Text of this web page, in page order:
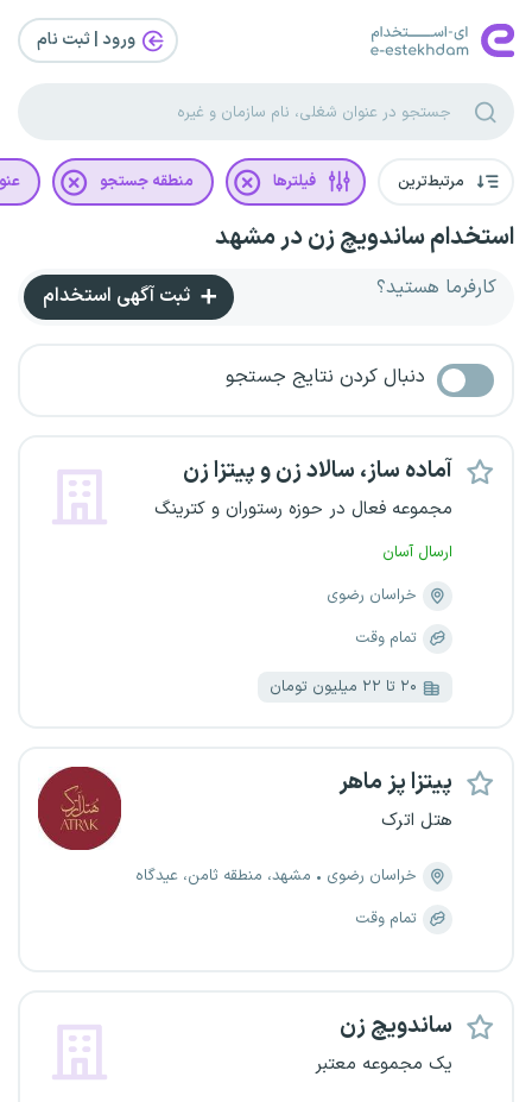
ورود | ثبت‌ نام
مرتبط‌ترین فیلترها منطقه جستجو
استخدام ساندویچ زن در مشهد
کارفرما هستید؟ ثبت آگهی استخدام
دنبال کردن نتایج جستجو
آماده ساز، سالاد زن و پیتزا زن
مجموعه فعال در حوزه رستوران و کترینگ
ارسال آسان
خراسان رضوی
تمام وقت
۲۰ تا ۲۲ میلیون تومان
پیتزا پز ماهر
هتل اترک
خراسان رضوی
مشهد، منطقه ثامن، عیدگاه
تمام وقت
ساندویچ‌ زن
یک مجموعه معتبر